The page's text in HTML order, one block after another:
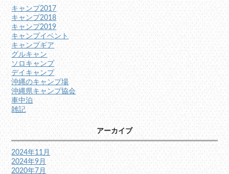
キャンプ2017
キャンプ2018
キャンプ2019
キャンプイベント
キャンプギア
グルキャン
ソロキャンプ
デイキャンプ
沖縄のキャンプ場
沖縄県キャンプ協会
車中泊
雑記
アーカイブ
2024年11月
2024年9月
2020年7月